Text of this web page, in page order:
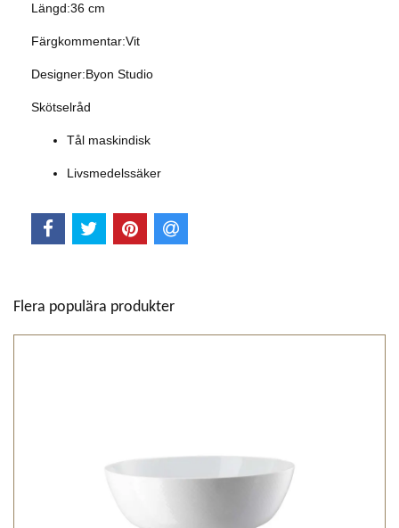
Längd:36 cm
Färgkommentar:Vit
Designer:Byon Studio
Skötselråd
Tål maskindisk
Livsmedelssäker
Flera populära produkter